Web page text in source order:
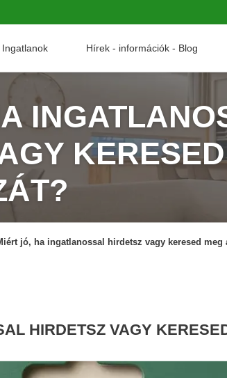
Ingatlanok Hírek - információk - Blog
jó, ha ingatlanossal hirdetsz vagy keresed meg
HIRDETSZ VAGY